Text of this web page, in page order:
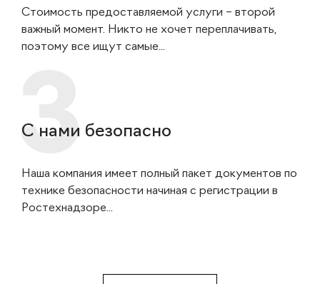
Стоимость предоставляемой услуги – второй
важный момент. Никто не хочет переплачивать,
поэтому все ищут самые...
С нами безопасно
Наша компания имеет полный пакет документов по
технике безопасности начиная с регистрации в
Ростехнадзоре...